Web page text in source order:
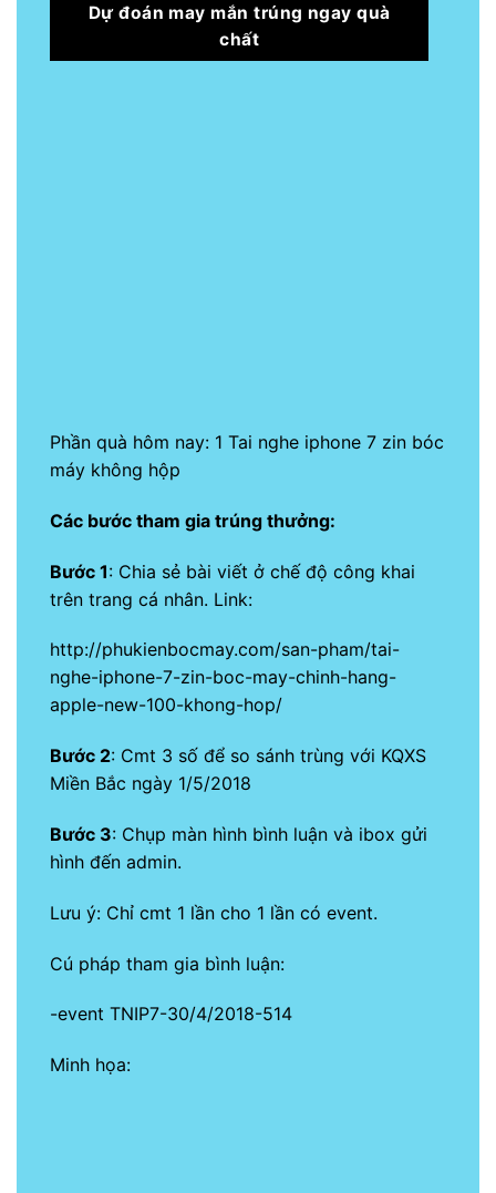
Dự đoán may mắn trúng ngay quà
chất
Phần quà hôm nay: 1 Tai nghe iphone 7 zin bóc
máy không hộp
Các bước tham gia trúng thưởng:
Bước 1: Chia sẻ bài viết ở chế độ công khai
trên trang cá nhân. Link:
http://phukienbocmay.com/san-pham/tai-
nghe-iphone-7-zin-boc-may-chinh-hang-
apple-new-100-khong-hop/
Bước 2: Cmt 3 số để so sánh trùng với KQXS
Miền Bắc ngày 1/5/2018
Bước 3: Chụp màn hình bình luận và ibox gửi
hình đến admin.
Lưu ý: Chỉ cmt 1 lần cho 1 lần có event.
Cú pháp tham gia bình luận:
-event TNIP7-30/4/2018-514
Minh họa: